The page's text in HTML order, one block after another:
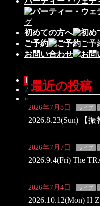
グ
初めての方へ
ご予約
ご予
お問い合わせ
固
定
ペ
ー
ジ
1
固
定
ペ
ー
2
»
最近の投稿
2026年7月8日 ライブ
2026.8.23(Sun) 【
2026年7月7日 ライブ
2026.9.4(Fri) The
2026年7月4日 ライブ
2026.10.12(Mon) H